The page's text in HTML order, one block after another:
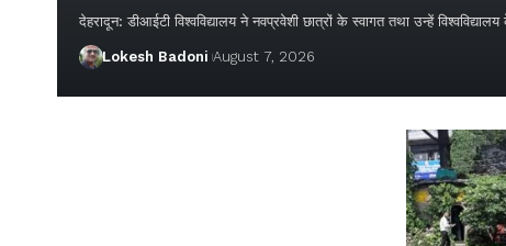
देहरादून: डीआईटी विश्वविद्यालय ने नवप्रवेशी छात्रों के स्वागत तथा उन्हें
Lokesh Badoni August 7, 2026